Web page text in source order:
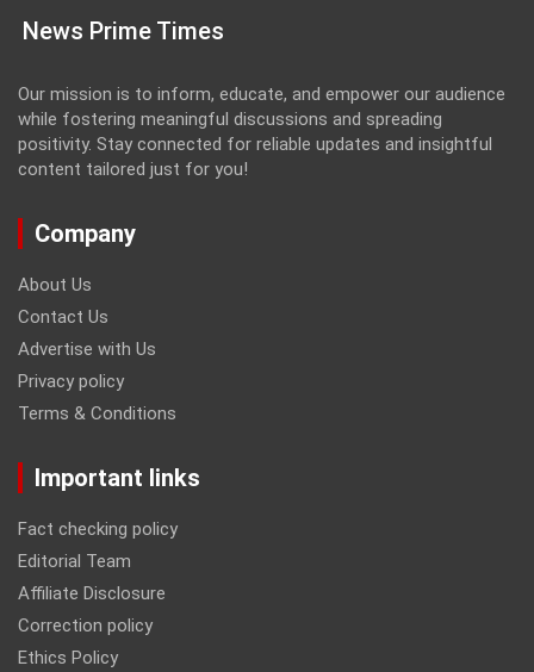
News Prime Times
Our mission is to inform, educate, and empower our audience
while fostering meaningful discussions and spreading
positivity. Stay connected for reliable updates and insightful
content tailored just for you!
Company
About Us
Contact Us
Advertise with Us
Privacy policy
Terms & Conditions
Important links
Fact checking policy
Editorial Team
Affiliate Disclosure
Correction policy
Ethics Policy